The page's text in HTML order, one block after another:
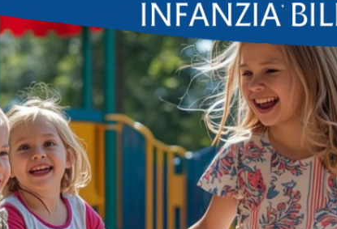
Cognome
Email
Telefono
Invia richiesta a: